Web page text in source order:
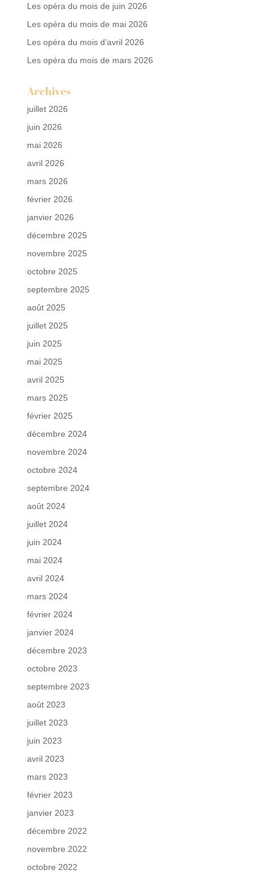
Les opéra du mois de juin 2026
Les opéra du mois de mai 2026
Les opéra du mois d’avril 2026
Les opéra du mois de mars 2026
Archives
juillet 2026
juin 2026
mai 2026
avril 2026
mars 2026
février 2026
janvier 2026
décembre 2025
novembre 2025
octobre 2025
septembre 2025
août 2025
juillet 2025
juin 2025
mai 2025
avril 2025
mars 2025
février 2025
décembre 2024
novembre 2024
octobre 2024
septembre 2024
août 2024
juillet 2024
juin 2024
mai 2024
avril 2024
mars 2024
février 2024
janvier 2024
décembre 2023
octobre 2023
septembre 2023
août 2023
juillet 2023
juin 2023
avril 2023
mars 2023
février 2023
janvier 2023
décembre 2022
novembre 2022
octobre 2022